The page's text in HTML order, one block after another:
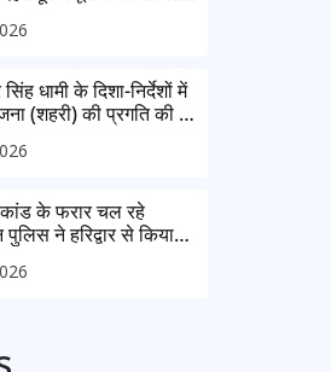
धामी के दिशा-निर्देशों में
(शहरी) की प्रगति की हुई
के फरार चल रहे
ने हरिद्वार से किया